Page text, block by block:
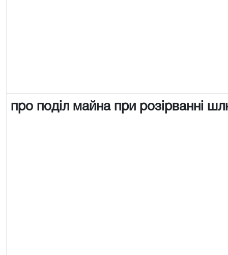
про поділ майна при розірванні